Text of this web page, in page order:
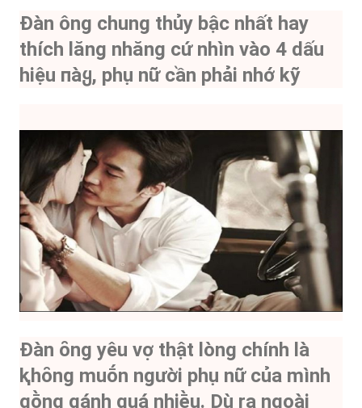
Đàn ông chung thủy bậc nhất hay
thích lăng nhăng cứ nhìn vào 4 dấu
hiệu пàყ, phụ nữ cần phải nhớ kỹ
Đàn ȏng yêu vợ thật lòng chính là
ⱪhȏng muṓn người phụ nữ của mình
gṑng gánh quá nhiḕu. Dù ra ngoài